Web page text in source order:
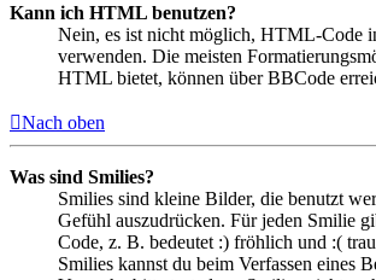
Kann ich HTML benutzen?
Nein, es ist nicht möglich, HTML-Code
verwenden. Die meisten
HTML bietet, können über BBCode
Nach oben
Was sind Smilies?
Smilies sind kleine Bilder, die benutzt
Gefühl auszudrücken. Für jeden Smilie
Code, z. B. bedeutet :) fröhlich und :(
Smilies kannst du beim Verfassen eines